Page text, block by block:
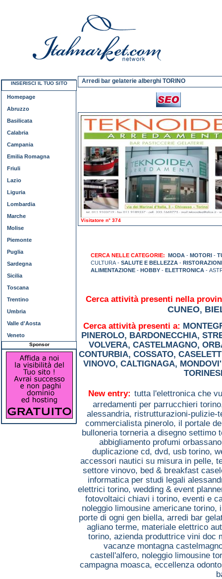
Arredi bar gelaterie alberghi TORINO
Visitatore n° 374
CERCA NELLE CATEGORIE: MODA - MOTORI -
CULTURA - SALUTE E BELLEZZA -
ALIMENTAZIONE - HOBBY - ELETTRONICA -
Cerca attività presenti nella
CUNEO,
Cerca attività presenti a:
PINEROLO, BARDONECCHIA,
VOLVERA, CASTELMAGNO,
CONTURBIA, COSSATO,
VINOVO, CALTIGNAGA, MONDOVI'
New entry: tutta l'elettronica che
arredamenti per parrucchieri
alessandria, ristrutturazioni-pulizie-
commercialista pinerolo, il portale
bulloneria torneria a disegno settimo
abbigliamento profumi
duplicazione cd, dvd, usb torino,
accessori nautici su misura in pelle,
settore vinovo, bed & breakfast
informatica per studi legali
elettrici torino, wedding & event
fotovoltaici chiavi i torino, eventi e
noleggio limousine americane torino,
porte di ogni gen biella, arredi bar
agliano terme, materiale elettrico
torino, azienda produttrice vini doc
vacanze montagna
castell'alfero, noleggio limousine
campagna moasca, eccellenza
INSERISCI IL TUO SITO
Homepage
Abruzzo
Basilicata
Calabria
Campania
Emilia Romagna
Friuli
Lazio
Liguria
Lombardia
Marche
Molise
Piemonte
Puglia
Sardegna
Sicilia
Toscana
Trentino
Umbria
Valle d'Aosta
Veneto
Sponsor